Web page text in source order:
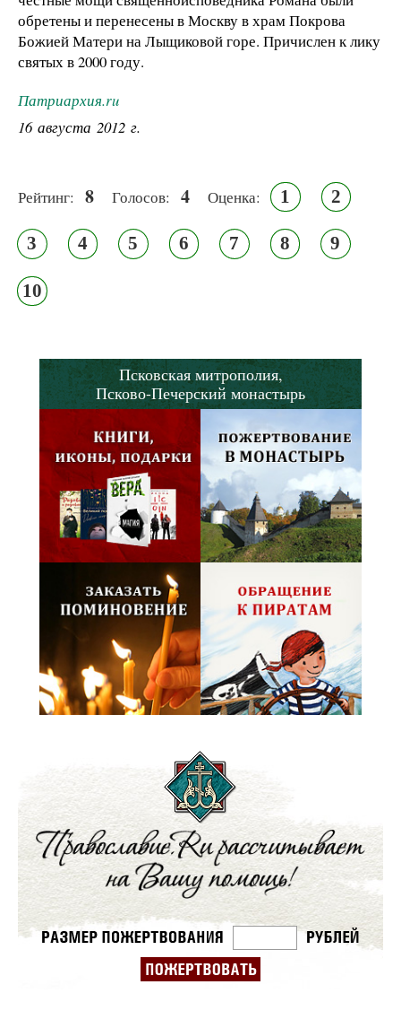
обретены и перенесены в Москву в храм Покрова
Божией Матери на Лыщиковой горе. Причислен к лику
святых в 2000 году.
Патриархия.ru
16 августа 2012 г.
Рейтинг: 8 Голосов: 4 Оценка: 1 2
3 4 5 6 7 8 9
10
Псковская митрополия,
Псково-Печерский монастырь